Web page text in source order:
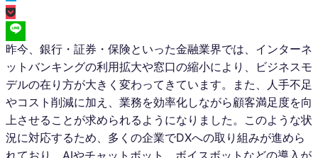
昨今、銀行・証券・保険といった金融業界では、インターネ
ットバンキングの利用拡大や窓口の縮小により、ビジネスモ
デルの在り方が大きく変わってきています。また、人手不足
やコスト削減に加え、業務を効率化しながら顧客満足度を向
上させることが求められるようになりました。このような状
況に対応するため、多くの企業でDXへの取り組みが進めら